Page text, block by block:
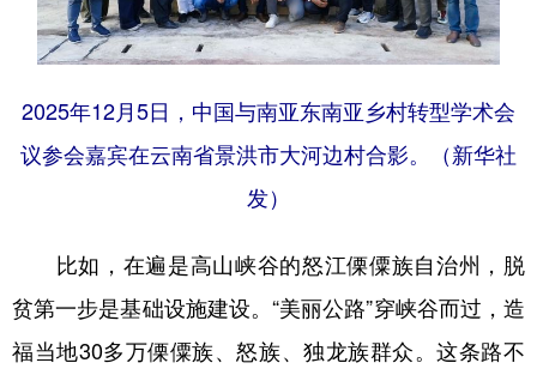
2025年12月5日，中国与南亚东南亚乡村转型学术会
议参会嘉宾在云南省景洪市大河边村合影。（新华社
发）
比如，在遍是高山峡谷的怒江傈僳族自治州，脱
贫第一步是基础设施建设。“美丽公路”穿峡谷而过，造
福当地30多万傈僳族、怒族、独龙族群众。这条路不